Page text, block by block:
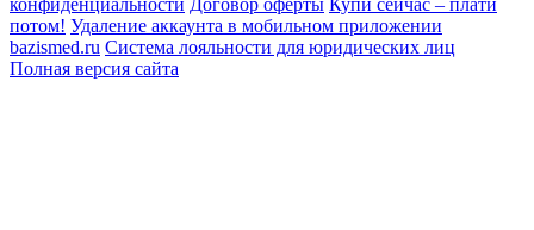
потом! Удаление аккаунта в мобильном приложении
bazismed.ru Система лояльности для юридических лиц
Полная версия сайта